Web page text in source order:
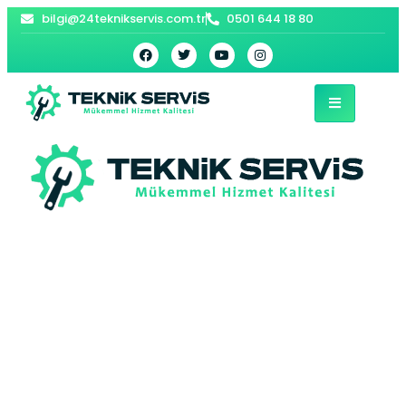
bilgi@24teknikservis.com.tr 0501 644 18 80